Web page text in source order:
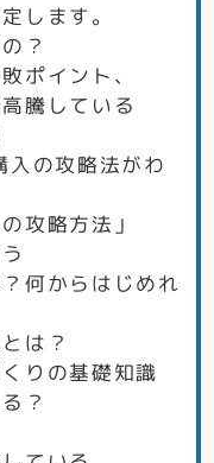
します。
？
ポイント、
騰している
入の攻略法がわ
攻略方法」
何からはじめれ
は？
りの基礎知識
？